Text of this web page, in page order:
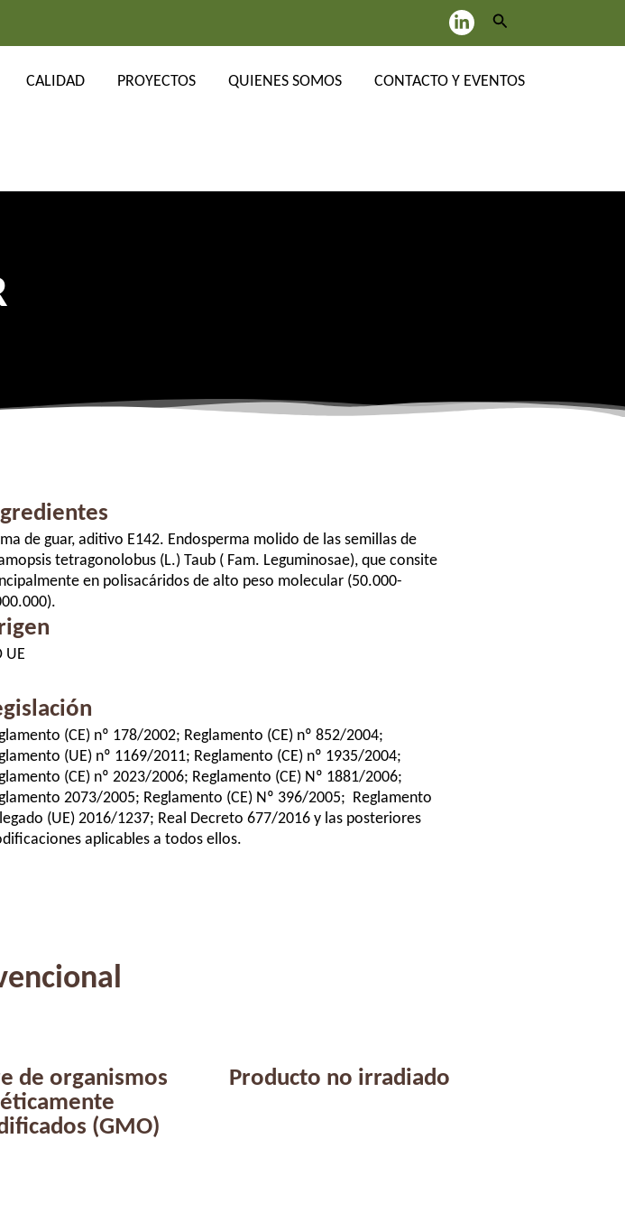
Buscar
CALIDAD PROYECTOS QUIENES SOMOS CONTACTO Y EVENTOS
de guar, aditivo E142. Endosperma molido de las semillas de
tetragonolobus (L.) Taub ( Fam. Leguminosae), que consite
en polisacáridos de alto peso molecular (50.000-
UE
(CE) nº 178/2002; Reglamento (CE) nº 852/2004;
(UE) nº 1169/2011; Reglamento (CE) nº 1935/2004;
(CE) nº 2023/2006; Reglamento (CE) Nº 1881/2006;
2073/2005; Reglamento (CE) Nº 396/2005; Reglamento
(UE) 2016/1237; Real Decreto 677/2016 y las posteriores
aplicables a todos ellos.
de organismos
(GMO)
Producto no irradiado